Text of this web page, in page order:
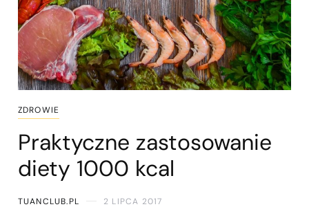
ZDROWIE
Praktyczne zastosowanie
diety 1000 kcal
TUANCLUB.PL 2 LIPCA 2017